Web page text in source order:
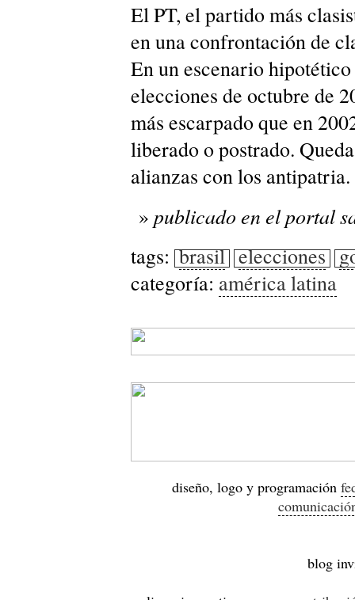
El PT, el partido más
en una confrontación de
En un escenario
elecciones de octubre de
más escarpado que en
liberado o postrado.
alianzas con los antipatria.
publicado en el portal
tags: brasil elecciones
categoría: américa latina
diseño, logo y programación
blog